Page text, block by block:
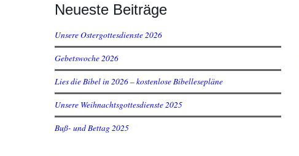
Neueste Beiträge
Unsere Ostergottesdienste 2026
Gebetswoche 2026
Lies die Bibel in 2026 – kostenlose Bibellesepläne
Unsere Weihnachtsgottesdienste 2025
Buß- und Bettag 2025